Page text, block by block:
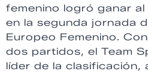
femenino logró ganar
en la segunda jornada
Europeo Femenino.
dos partidos, el Team
líder de la clasificación,